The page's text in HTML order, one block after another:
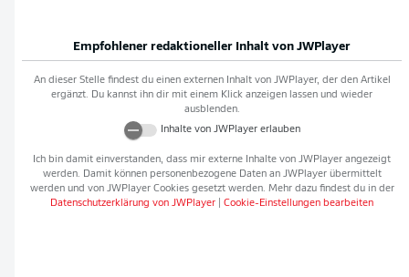
Empfohlener redaktioneller Inhalt von JWPlayer
An dieser Stelle findest du einen externen Inhalt von JWPlayer, der den Artikel
ergänzt. Du kannst ihn dir mit einem Klick anzeigen lassen und wieder
ausblenden.
Inhalte von JWPlayererlauben
Ich bin damit einverstanden, dass mir externe Inhalte von JWPlayer angezeigt
werden. Damit können personenbezogene Daten an JWPlayerübermittelt
werden und von JWPlayerCookies gesetzt werden. Mehr dazu findest du in der
Datenschutzerklärung von JWPlayer Cookie-Einstellungen bearbeiten